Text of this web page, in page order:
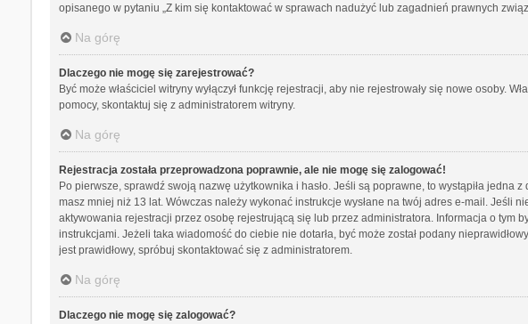
opisanego w pytaniu „Z kim się kontaktować w sprawach nadużyć lub zagadnień prawnych
Na górę
Dlaczego nie mogę się zarejestrować?
Być może właściciel witryny wyłączył funkcję rejestracji, aby nie rejestrowały się nowe osoby.
pomocy, skontaktuj się z administratorem witryny.
Na górę
Rejestracja została przeprowadzona poprawnie, ale nie mogę się zalogować!
Po pierwsze, sprawdź swoją nazwę użytkownika i hasło. Jeśli są poprawne, to wystąpiła jedna
masz mniej niż 13 lat. Wówczas należy wykonać instrukcje wysłane na twój adres e-mail. Jeśli
aktywowania rejestracji przez osobę rejestrującą się lub przez administratora. Informacja o tym
instrukcjami. Jeżeli taka wiadomość do ciebie nie dotarła, być może został podany
jest prawidłowy, spróbuj skontaktować się z administratorem.
Na górę
Dlaczego nie mogę się zalogować?